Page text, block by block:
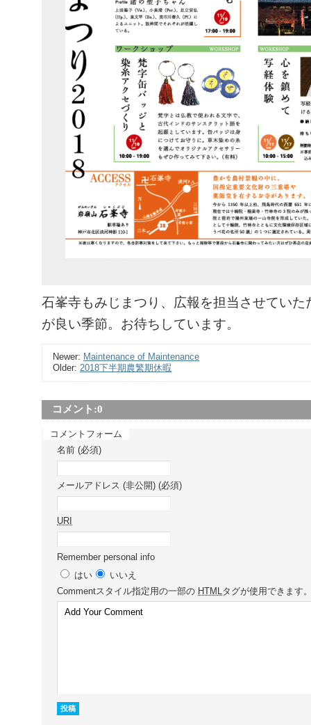
石峯寺もみじまつり、広報を担当させていた
が良い季節。お待ちしています。
Newer: Maintenance of Maintenance
Older: 2018下半期農繁期休暇
コメント:0
コメントフォーム
名前 (必須)
メールアドレス (非公開) (必須)
URI
Remember personal info
はい
いいえ
Commentスタイル指定用の一部の HTML タグが使用できます